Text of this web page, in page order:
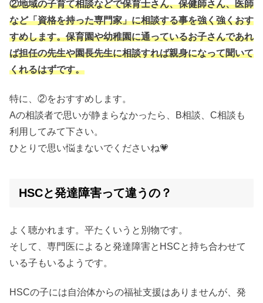
②地域の子育て相談などで保育士さん、保健師さん、医師
など「資格を持った専門家」に相談する事を強く強くおす
すめします。保育園や幼稚園に通っているお子さんであれ
ば担任の先生や園長先生に相談すれば親身になって聞いて
くれるはずです。
特に、②をおすすめします。
Aの相談者で思いが静まらなかったら、B相談、C相談も
利用してみて下さい。
ひとりで思い悩まないでくださいね💗
HSCと発達障害って違うの？
よく聴かれます。平たくいうと別物です。
そして、専門医によると発達障害とHSCと持ち合わせて
いる子もいるようです。
HSCの子には自治体からの福祉支援はありませんが、発